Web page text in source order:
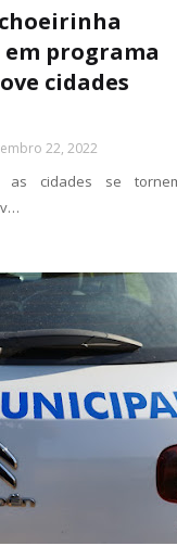
programa
cidades
22, 2022
as cidades se